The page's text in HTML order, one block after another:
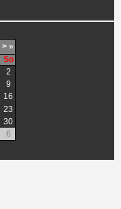
> »
So
2
9
16
23
30
6